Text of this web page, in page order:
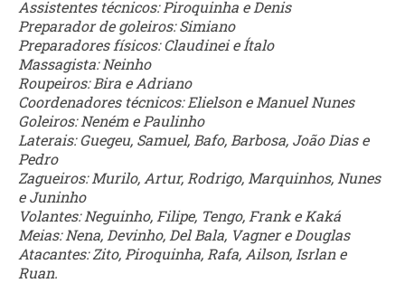
Assistentes técnicos: Piroquinha e Denis
Preparador de goleiros: Simiano
Preparadores físicos: Claudinei e Ítalo
Massagista: Neinho
Roupeiros: Bira e Adriano
Coordenadores técnicos: Elielson e Manuel Nunes
Goleiros: Neném e Paulinho
Laterais: Guegeu, Samuel, Bafo, Barbosa, João Dias e
Pedro
Zagueiros: Murilo, Artur, Rodrigo, Marquinhos, Nunes
e Juninho
Volantes: Neguinho, Filipe, Tengo, Frank e Kaká
Meias: Nena, Devinho, Del Bala, Vagner e Douglas
Atacantes: Zito, Piroquinha, Rafa, Ailson, Isrlan e
Ruan.